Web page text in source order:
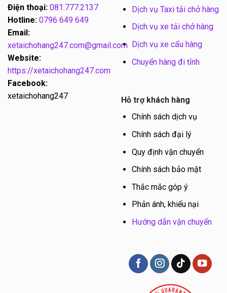
Điện thoại: 081.777.2137
Hotline: 0796 649 649
Email:
xetaichohang247.com@gmail.com
Website:
https://xetaichohang247.com
Facebook:
xetaichohang247
Dịch vụ Taxi tải chở hàng
Dịch vụ xe tải chở hàng
Dịch vụ xe cẩu hàng
Chuyển hàng đi tỉnh
Hỗ trợ khách hàng
Chính sách dịch vụ
Chính sách đại lý
Quy định vận chuyển
Chính sách bảo mật
Thắc mắc góp ý
Phản ánh, khiếu nại
Hướng dẫn vận chuyển